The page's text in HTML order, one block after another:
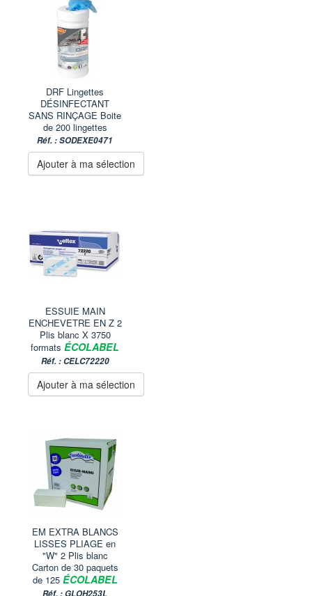
DRF Lingettes
DÉSINFECTANT
SANS RINÇAGE Boite
de 200 lingettes
Réf. : SODEXE0471
Ajouter à ma sélection
ESSUIE MAIN
ENCHEVETRE EN Z 2
Plis blanc X 3750
formats ÉCOLABEL
Réf. : CELC72220
Ajouter à ma sélection
EM EXTRA BLANCS
LISSES PLIAGE en
"W" 2 Plis blanc
Carton de 30 paquets
de 125 ÉCOLABEL
Réf. : GLOH253L